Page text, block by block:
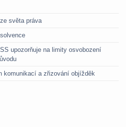
světa práva
upozorňuje na limity osvobození
komunikací a zřizování objížděk